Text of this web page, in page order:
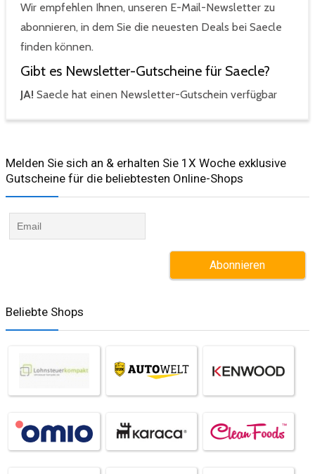
Wir empfehlen Ihnen, unseren E-Mail-Newsletter zu
abonnieren, in dem Sie die neuesten Deals bei Saecle
finden können.
Gibt es Newsletter-Gutscheine für Saecle?
JA! Saecle hat einen Newsletter-Gutschein verfügbar
Melden Sie sich an & erhalten Sie 1X Woche exklusive
Gutscheine für die beliebtesten Online-Shops​
Beliebte Shops